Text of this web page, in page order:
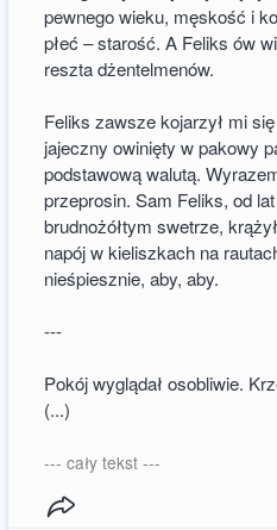
pewnego wieku, męskość i
płeć – starość. A Feliks ów
reszta dżentelmenów.
Feliks zawsze kojarzył mi
jajeczny owinięty w pakowy
podstawową walutą.
przeprosin. Sam Feliks, od
brudnożółtym swetrze,
napój w kieliszkach na
nieśpiesznie, aby, aby.
---
Pokój wyglądał osobliwie.
(...)
--- cały tekst ---